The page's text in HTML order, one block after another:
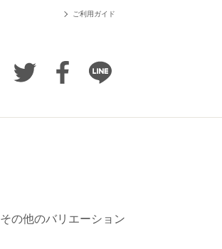
ご利用ガイド
その他のバリエーション